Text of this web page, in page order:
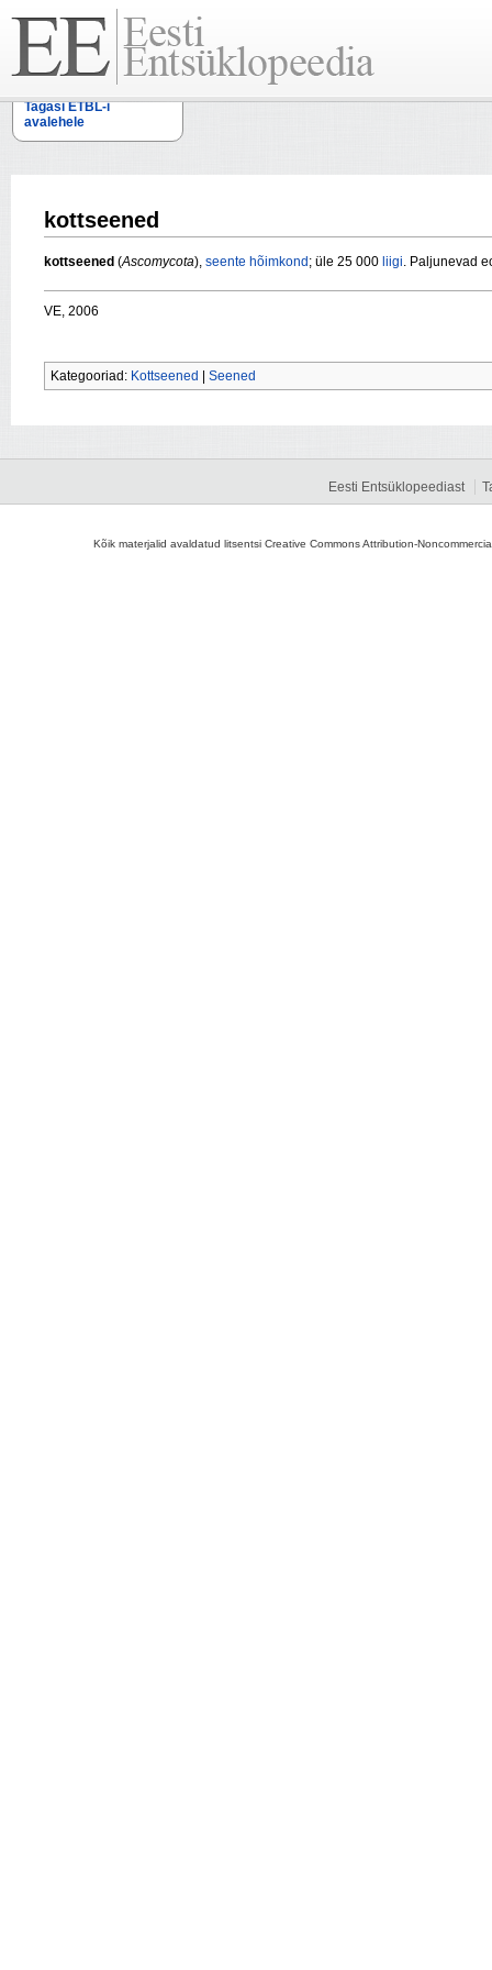
Tagasi ETBL-i
avalehele
kottseened
kottseened (Ascomycota), seente hõimkond ; üle 25 000 liigi. Paljunevad
VE, 2006
Kategooriad: Kottseened Seened
Eesti Entsüklopeediast
Kõik materjalid avaldatud litsentsi Creative Commons Attribution-